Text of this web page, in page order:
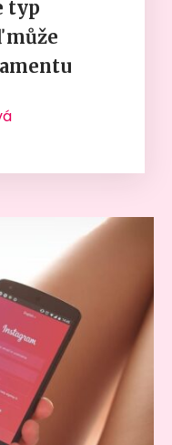
typ
může